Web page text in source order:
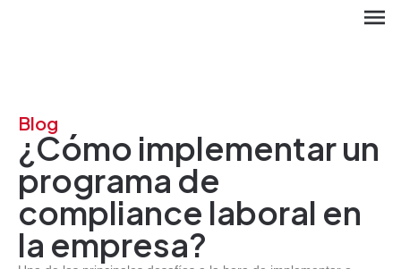
Blog
¿Cómo implementar un
programa de
compliance laboral en
la empresa?